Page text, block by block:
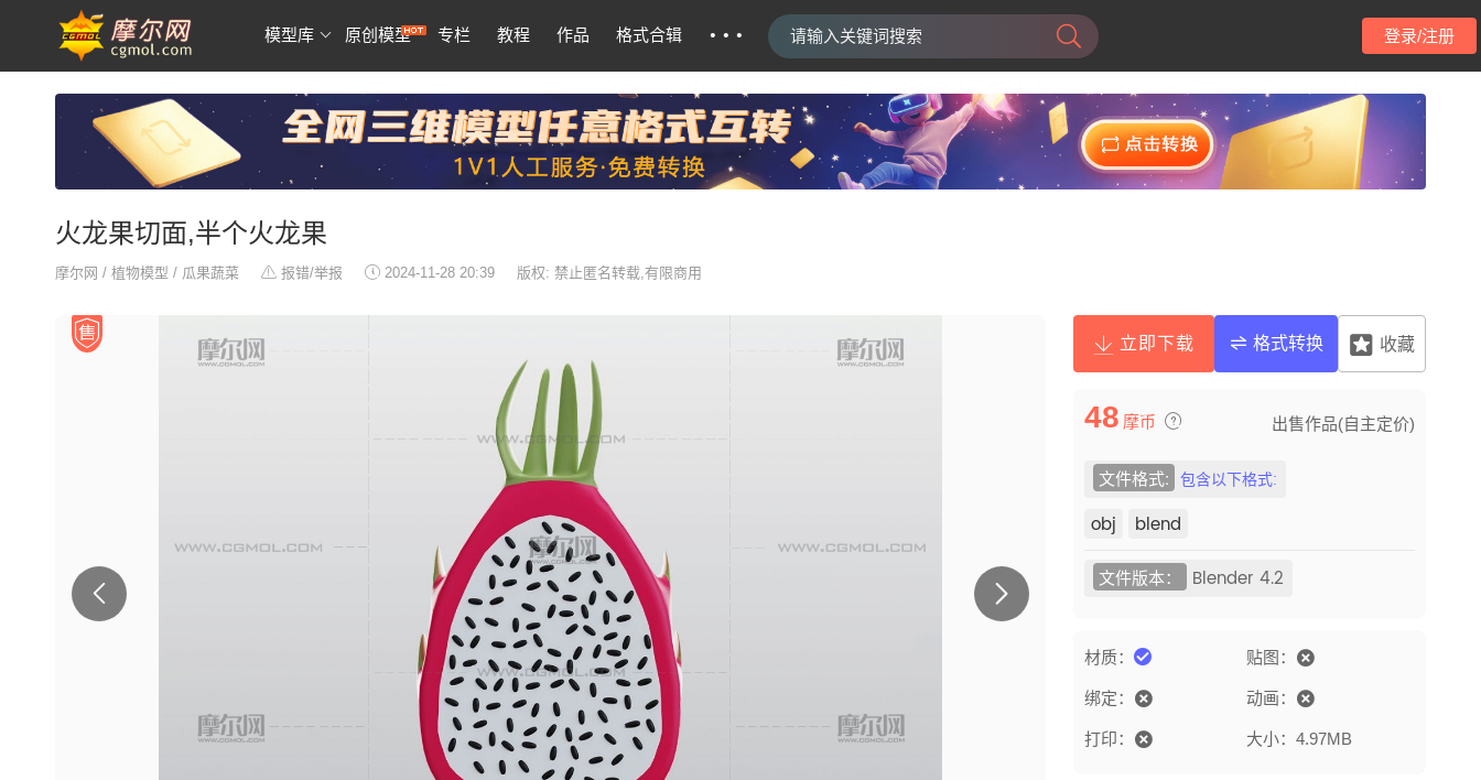
模型库 原创模型 专栏 教程 作品 格式合辑 ··· 登录/注册
火龙果切面,半个火龙果
摩尔网 / 植物模型 / 瓜果蔬菜 报错/举报 2024-11-28 20:39 版权: 禁止匿名转载,有限商用
立即下载 格式转换 收藏
48 摩币 出售作品(自主定价)
文件格式: 包含以下格式:
obj blend
文件版本： Blender 4.2
材质： 贴图：
绑定： 动画：
打印： 大小：4.97MB